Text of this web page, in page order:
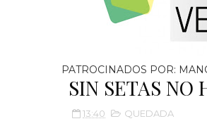
PATROCINADOS POR:
SIN SETAS NO
13:40 QUEDADA